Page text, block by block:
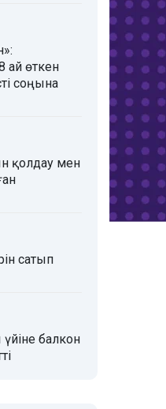
ай өткен
соңына
қолдау мен
сатып
балкон